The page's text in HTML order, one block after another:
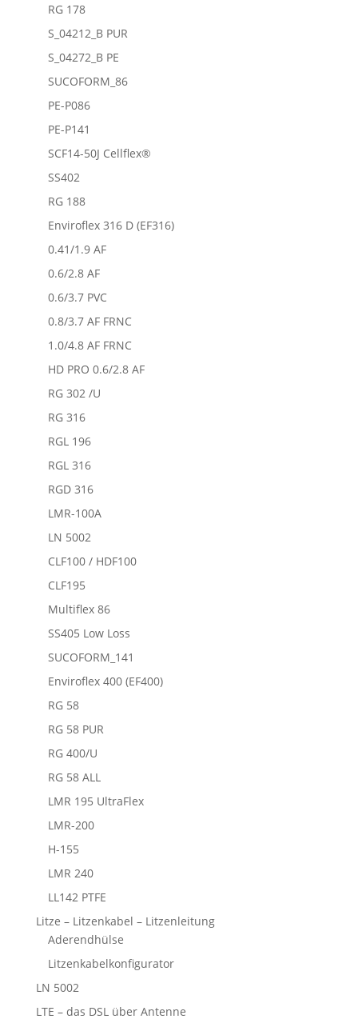
RG 178
S_04212_B PUR
S_04272_B PE
SUCOFORM_86
PE-P086
PE-P141
SCF14-50J Cellflex®
SS402
RG 188
Enviroflex 316 D (EF316)
0.41/1.9 AF
0.6/2.8 AF
0.6/3.7 PVC
0.8/3.7 AF FRNC
1.0/4.8 AF FRNC
HD PRO 0.6/2.8 AF
RG 302 /U
RG 316
RGL 196
RGL 316
RGD 316
LMR-100A
LN 5002
CLF100 / HDF100
CLF195
Multiflex 86
SS405 Low Loss
SUCOFORM_141
Enviroflex 400 (EF400)
RG 58
RG 58 PUR
RG 400/U
RG 58 ALL
LMR 195 UltraFlex
LMR-200
H-155
LMR 240
LL142 PTFE
Litze – Litzenkabel – Litzenleitung
Aderendhülse
Litzenkabelkonfigurator
LN 5002
LTE – das DSL über Antenne